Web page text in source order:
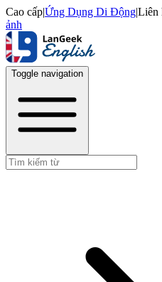
Cao cấp|Ứng Dụng Di Động|Liên
ảnh
Toggle navigation